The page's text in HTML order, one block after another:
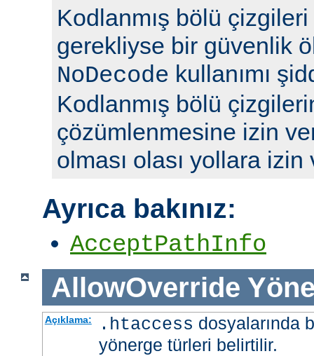
Kodlanmış bölü
gerekliyse bir güvenlik
NoDecode kullanımı
Kodlanmış bölü
çözümlenmesine izin
olması olası yollara
Ayrıca bakınız:
AcceptPathInfo
AllowOverride
Açıklama: .htaccess dosyalarında
yönerge türleri belirtilir.